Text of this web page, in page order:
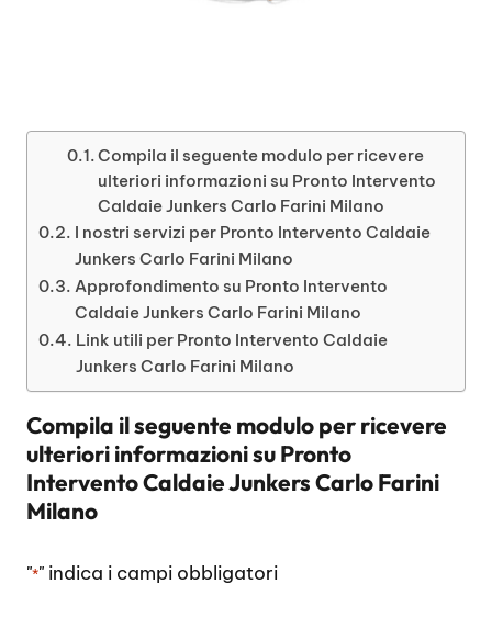
Compila il seguente modulo per ricevere
ulteriori informazioni su Pronto Intervento
Caldaie Junkers Carlo Farini Milano
I nostri servizi per Pronto Intervento Caldaie
Junkers Carlo Farini Milano
Approfondimento su Pronto Intervento
Caldaie Junkers Carlo Farini Milano
Link utili per Pronto Intervento Caldaie
Junkers Carlo Farini Milano
Compila il seguente modulo per ricevere
ulteriori informazioni suPronto
Intervento Caldaie Junkers Carlo Farini
Milano
"*" indica i campi obbligatori